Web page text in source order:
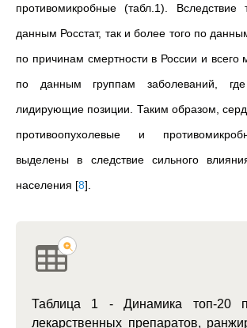
противомикробные (табл.1).
данным Росстат, так и более того по
по причинам смертности в России и всего
по данным группам заболеваний,
лидирующие позиции. Таким образом,
противоопухолевые и
выделены в следствие сильного
населения [8]
Таблица 1 - Динамика топ-20
лекарственных препаратов,